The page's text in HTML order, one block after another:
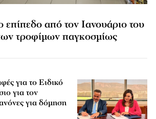
από τον Ιανουάριο του
τροφίμων παγκοσμίως
για το Ειδικό
για τον
για δόμηση